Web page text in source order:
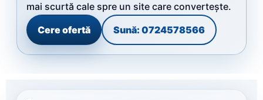
mai scurtă cale spre un site care convertește.
Cere ofertă
Sună: 0724578566